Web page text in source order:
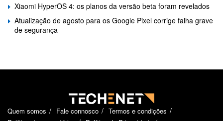
Xiaomi HyperOS 4: os planos da versão beta foram revelados
Atualização de agosto para os Google Pixel corrige falha grave
de segurança
Quem somos Fale connosco
Termos e condições